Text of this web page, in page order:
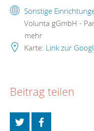
Sonstige
Volunta gGmbH -
mehr
Karte: Link zur
Beitrag teilen